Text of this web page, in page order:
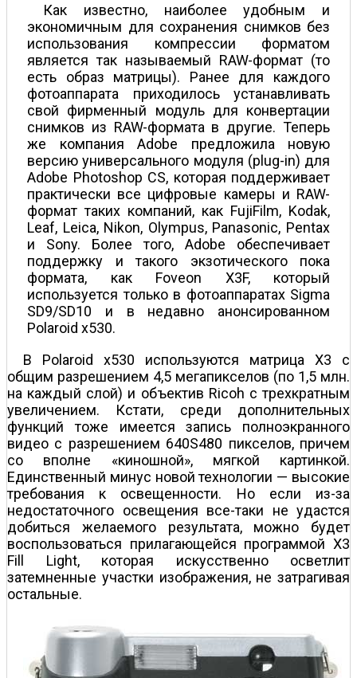
Как известно, наиболее удобным и
экономичным для сохранения снимков без
использования компрессии форматом
является так называемый RAW-формат (то
есть образ матрицы). Ранее для каждого
фотоаппарата приходилось устанавливать
свой фирменный модуль для конвертации
снимков из RAW-формата в другие. Теперь
же компания Adobe предложила новую
версию универсального модуля (plug-in) для
Adobe Photoshop CS, которая поддерживает
практически все цифровые камеры и RAW-
формат таких компаний, как FujiFilm, Kodak,
Leaf, Leica, Nikon, Olympus, Panasonic, Pentax
и Sony. Более того, Adobe обеспечивает
поддержку и такого экзотического пока
формата, как Foveon X3F, который
используется только в фотоаппаратах Sigma
SD9/SD10 и в недавно анонсированном
Polaroid x530.
В Polaroid x530 используются матрица X3 с
общим разрешением 4,5 мегапикселов (по 1,5 млн.
на каждый слой) и объектив Ricoh с трехкратным
увеличением. Кстати, среди дополнительных
функций тоже имеется запись полноэкранного
видео с разрешением 640Ѕ480 пикселов, причем
со вполне «киношной», мягкой картинкой.
Единственный минус новой технологии — высокие
требования к освещенности. Но если из-за
недостаточного освещения все-таки не удастся
добиться желаемого результата, можно будет
воспользоваться прилагающейся программой X3
Fill Light, которая искусственно осветлит
затемненные участки изображения, не затрагивая
остальные.